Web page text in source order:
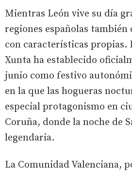
Mientras León vive su día
regiones españolas también
con características propias.
Xunta ha establecido
junio como festivo
en la que las hogueras
especial protagonismo en
Coruña, donde la noche de
legendaria.
La Comunidad Valenciana,